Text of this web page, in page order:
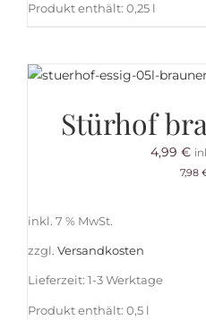
Produkt enthält: 0,25 l
Stürhof
4,99 €
7,98
inkl. 7 % MwSt.
zzgl. Versandkosten
Lieferzeit: 1-3 Werktage
Produkt enthält: 0,5 l